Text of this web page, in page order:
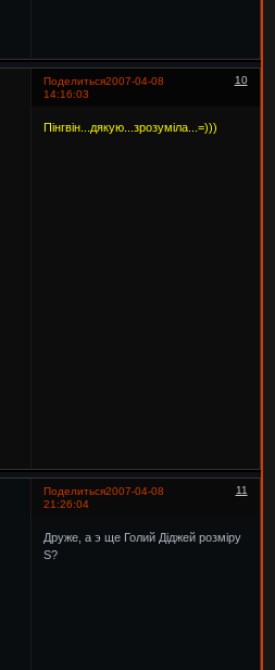
Поделиться 10
2007-04-08
14:16:03
Пінгвін...дякую...зрозуміла...=)))
Поделиться 11
2007-04-08
21:26:04
Друже, а э ще Голий Діджей розміру
S?